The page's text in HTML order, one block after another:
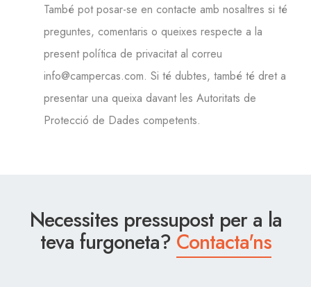
També pot posar-se en contacte amb nosaltres si té
preguntes, comentaris o queixes respecte a la
present política de privacitat al correu
info@campercas.com. Si té dubtes, també té dret a
presentar una queixa davant les Autoritats de
Protecció de Dades competents.
Necessites pressupost per a la
teva furgoneta? Contacta'ns